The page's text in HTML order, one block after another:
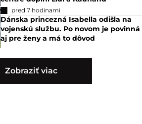
pred 7 hodinami
Dánska princezná Isabella odišla na
vojenskú službu. Po novom je povinná
aj pre ženy a má to dôvod
Zobraziť viac